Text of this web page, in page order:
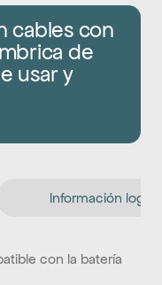
cables con
de
usar y
Información
con la batería